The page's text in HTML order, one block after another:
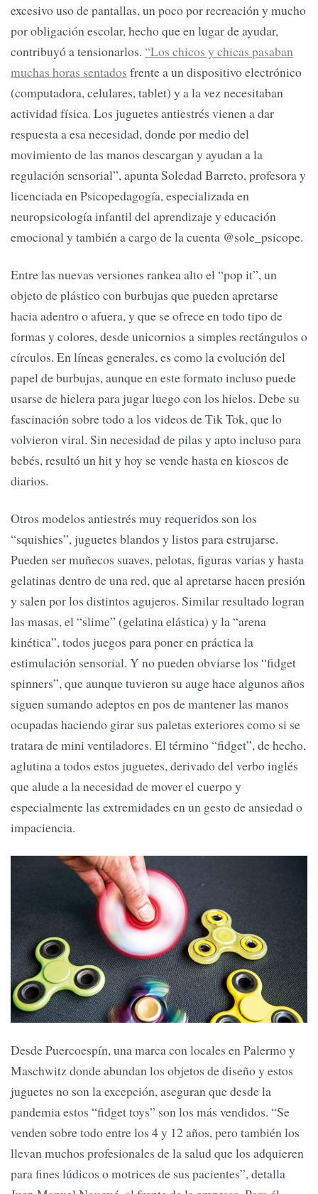
excesivo uso de pantallas, un poco por recreación y mucho
por obligación escolar, hecho que en lugar de ayudar,
contribuyó a tensionarlos. “Los chicos y chicas pasaban
muchas horas sentados frente a un dispositivo electrónico
(computadora, celulares, tablet) y a la vez necesitaban
actividad física. Los juguetes antiestrés vienen a dar
respuesta a esa necesidad, donde por medio del
movimiento de las manos descargan y ayudan a la
regulación sensorial”, apunta Soledad Barreto, profesora y
licenciada en Psicopedagogía, especializada en
neuropsicología infantil del aprendizaje y educación
emocional y también a cargo de la cuenta @sole_psicope.
Entre las nuevas versiones rankea alto el “pop it”, un
objeto de plástico con burbujas que pueden apretarse
hacia adentro o afuera, y que se ofrece en todo tipo de
formas y colores, desde unicornios a simples rectángulos o
círculos. En líneas generales, es como la evolución del
papel de burbujas, aunque en este formato incluso puede
usarse de hielera para jugar luego con los hielos. Debe su
fascinación sobre todo a los videos de Tik Tok, que lo
volvieron viral. Sin necesidad de pilas y apto incluso para
bebés, resultó un hit y hoy se vende hasta en kioscos de
diarios.
Otros modelos antiestrés muy requeridos son los
“squishies”, juguetes blandos y listos para estrujarse.
Pueden ser muñecos suaves, pelotas, figuras varias y hasta
gelatinas dentro de una red, que al apretarse hacen presión
y salen por los distintos agujeros. Similar resultado logran
las masas, el “slime” (gelatina elástica) y la “arena
kinética”, todos juegos para poner en práctica la
estimulación sensorial. Y no pueden obviarse los “fidget
spinners”, que aunque tuvieron su auge hace algunos años
siguen sumando adeptos en pos de mantener las manos
ocupadas haciendo girar sus paletas exteriores como si se
tratara de mini ventiladores. El término “fidget”, de hecho,
aglutina a todos estos juguetes, derivado del verbo inglés
que alude a la necesidad de mover el cuerpo y
especialmente las extremidades en un gesto de ansiedad o
impaciencia.
Desde Puercoespín, una marca con locales en Palermo y
Maschwitz donde abundan los objetos de diseño y estos
juguetes no son la excepción, aseguran que desde la
pandemia estos “fidget toys” son los más vendidos. “Se
venden sobre todo entre los 4 y 12 años, pero también los
llevan muchos profesionales de la salud que los adquieren
para fines lúdicos o motrices de sus pacientes”, detalla